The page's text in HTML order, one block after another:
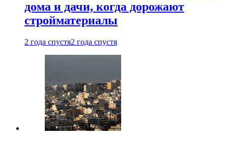
дома и дачи, когда дорожают
стройматериалы
2 года спустя2 года спустя